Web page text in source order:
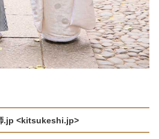
.jp <kitsukeshi.jp>